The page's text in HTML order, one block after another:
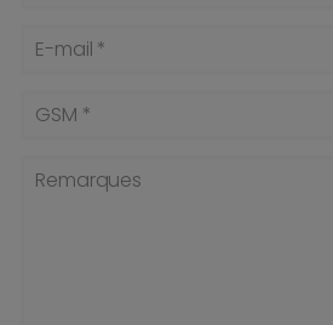
E-mail *
GSM *
Remarques